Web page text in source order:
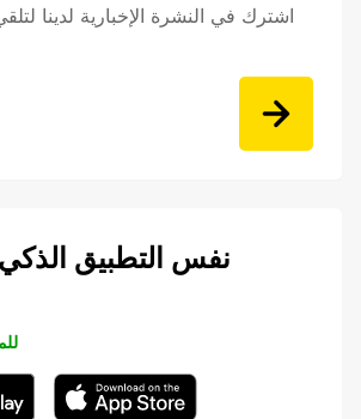
اشترك في النشرة الإخبارية لدينا
نفس التطبيق